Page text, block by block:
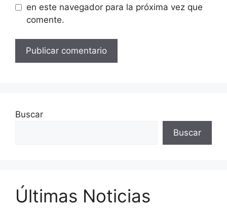
en este navegador para la próxima vez que
comente.
Buscar
Buscar
Últimas Noticias